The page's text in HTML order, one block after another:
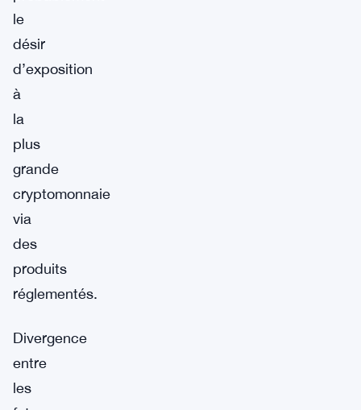
le
désir
d’exposition
à
la
plus
grande
cryptomonnaie
via
des
produits
réglementés.
Divergence
entre
les